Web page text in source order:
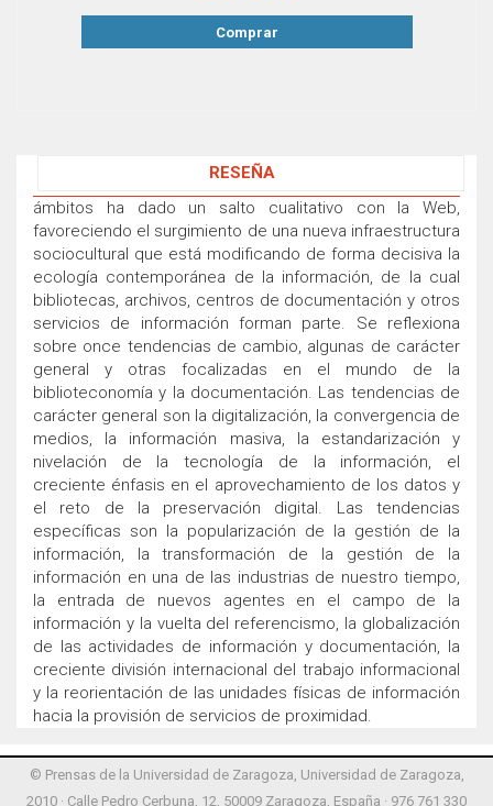
Comprar
RESEÑA
ámbitos ha dado un salto cualitativo con la Web,
favoreciendo el surgimiento de una nueva infraestructura
sociocultural que está modificando de forma decisiva la
ecología contemporánea de la información, de la cual
bibliotecas, archivos, centros de documentación y otros
servicios de información forman parte. Se reflexiona
sobre once tendencias de cambio, algunas de carácter
general y otras focalizadas en el mundo de la
biblioteconomía y la documentación. Las tendencias de
carácter general son la digitalización, la convergencia de
medios, la información masiva, la estandarización y
nivelación de la tecnología de la información, el
creciente énfasis en el aprovechamiento de los datos y
el reto de la preservación digital. Las tendencias
específicas son la popularización de la gestión de la
información, la transformación de la gestión de la
información en una de las industrias de nuestro tiempo,
la entrada de nuevos agentes en el campo de la
información y la vuelta del referencismo, la globalización
de las actividades de información y documentación, la
creciente división internacional del trabajo informacional
y la reorientación de las unidades físicas de información
hacia la provisión de servicios de proximidad.
© Prensas de la Universidad de Zaragoza, Universidad de Zaragoza,
2010 · Calle Pedro Cerbuna, 12, 50009 Zaragoza, España · 976 761 330